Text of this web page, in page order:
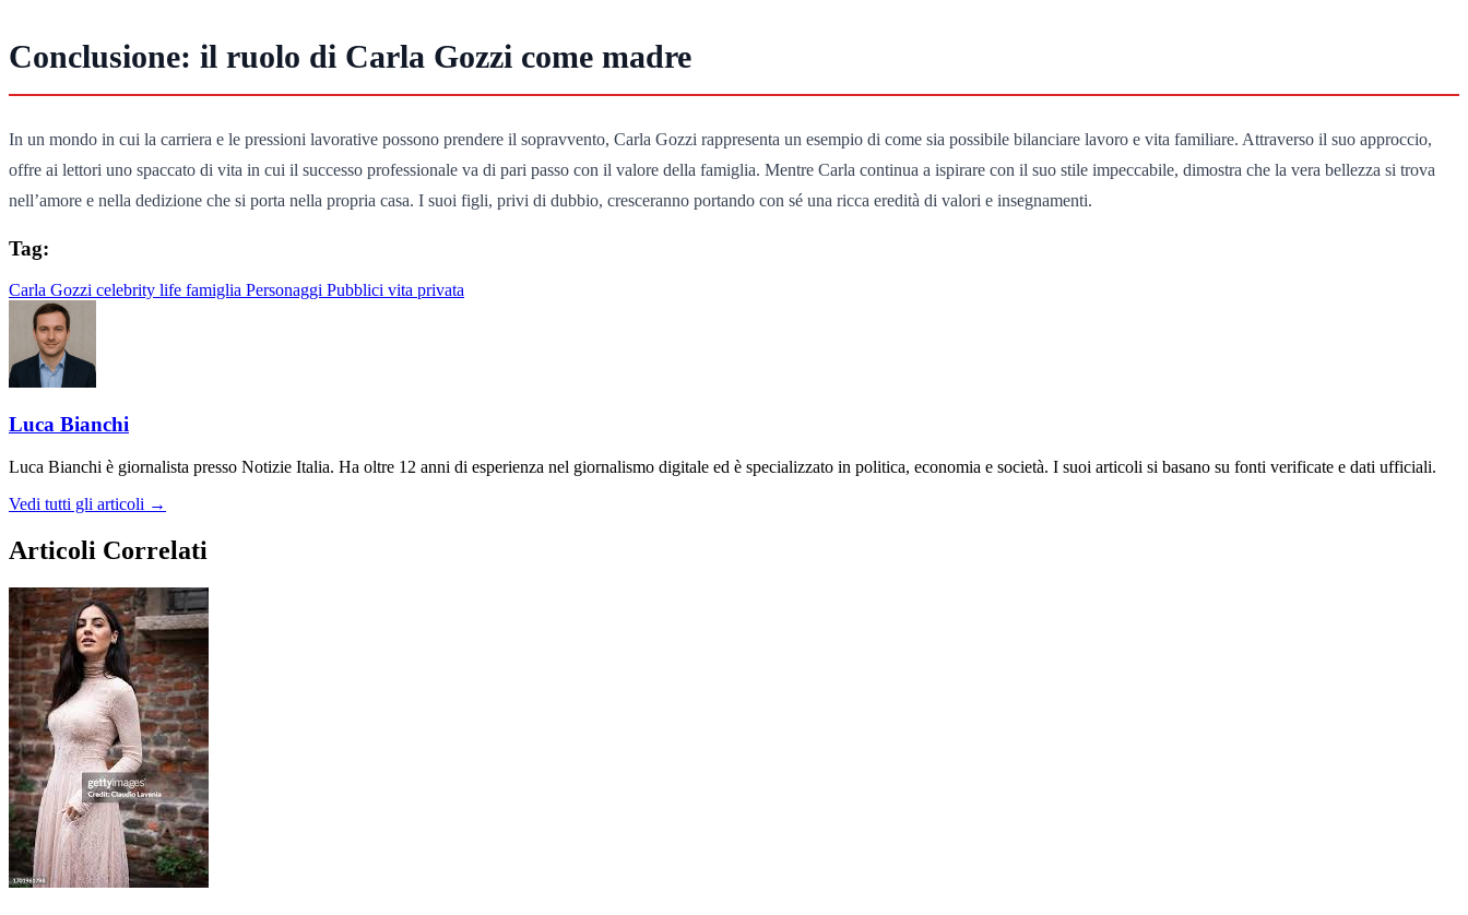
Conclusione: il ruolo di Carla Gozzi come madre
In un mondo in cui la carriera e le pressioni lavorative possono prendere il sopravvento, Carla Gozzi rappresenta un esempio di come sia possibile bilanciare lavoro e vita familiare. Attraverso il suo approccio,
offre ai lettori uno spaccato di vita in cui il successo professionale va di pari passo con il valore della famiglia. Mentre Carla continua a ispirare con il suo stile impeccabile, dimostra che la vera bellezza si trova
nell’amore e nella dedizione che si porta nella propria casa. I suoi figli, privi di dubbio, cresceranno portando con sé una ricca eredità di valori e insegnamenti.
Tag:
Carla Gozzi celebrity life famiglia Personaggi Pubblici vita privata
Luca Bianchi
Luca Bianchi è giornalista presso Notizie Italia. Ha oltre 12 anni di esperienza nel giornalismo digitale ed è specializzato in politica, economia e società. I suoi articoli si basano su fonti verificate e dati ufficiali.
Vedi tutti gli articoli →
Articoli Correlati